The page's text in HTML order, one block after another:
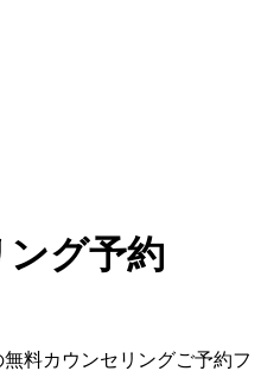
グ予約
無料カウンセリングご予約フ